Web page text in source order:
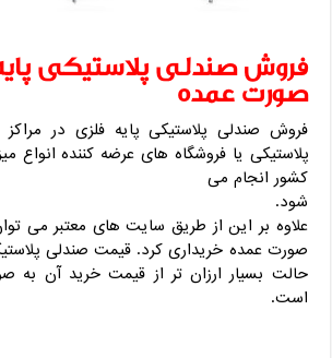
فروش صندلی پلاستیکی
صورت عمده
فروش صندلی پلاستیکی پایه فلزی در
پلاستیکی یا فروشگاه های عرضه کننده انواع
کشور انجام می
شود.
علاوه بر این از طریق سایت های معتبر می
صورت عمده خریداری کرد. قیمت صندلی
حالت بسیار ارزان تر از قیمت خرید آن
است.